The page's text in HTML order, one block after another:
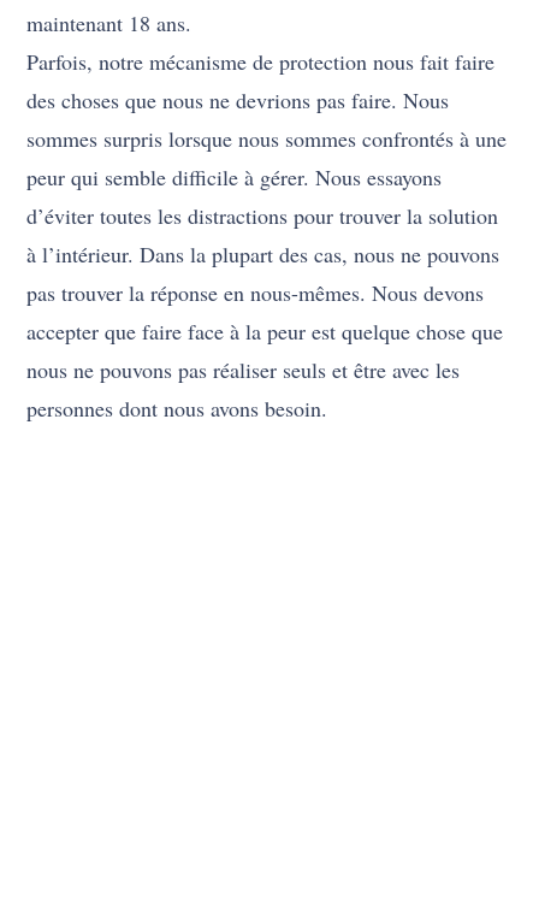
maintenant 18 ans.
Parfois, notre mécanisme de protection nous fait faire
des choses que nous ne devrions pas faire. Nous
sommes surpris lorsque nous sommes confrontés à une
peur qui semble difficile à gérer. Nous essayons
d’éviter toutes les distractions pour trouver la solution
à l’intérieur. Dans la plupart des cas, nous ne pouvons
pas trouver la réponse en nous-mêmes. Nous devons
accepter que faire face à la peur est quelque chose que
nous ne pouvons pas réaliser seuls et être avec les
personnes dont nous avons besoin.